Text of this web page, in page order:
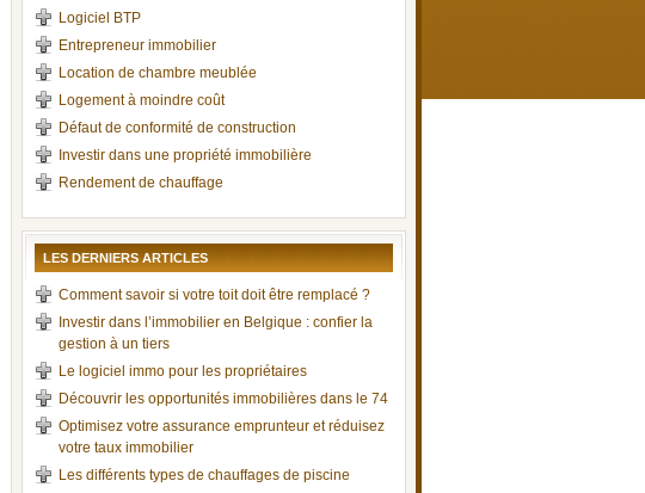
Logiciel BTP
Entrepreneur immobilier
Location de chambre meublée
Logement à moindre coût
Défaut de conformité de construction
Investir dans une propriété immobilière
Rendement de chauffage
LES DERNIERS ARTICLES
Comment savoir si votre toit doit être remplacé ?
Investir dans l’immobilier en Belgique : confier la
gestion à un tiers
Le logiciel immo pour les propriétaires
Découvrir les opportunités immobilières dans le 74
Optimisez votre assurance emprunteur et réduisez
votre taux immobilier
Les différents types de chauffages de piscine